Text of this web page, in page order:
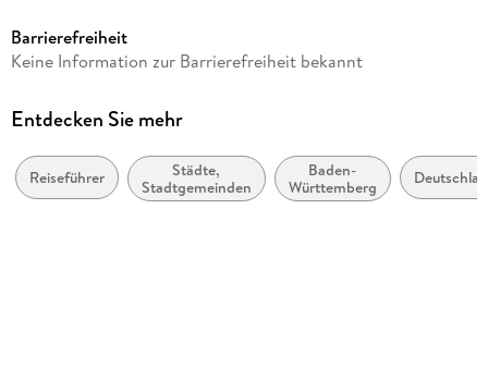
Reihe
Autor/Autorin
Verlag/Hersteller
Gmeiner Verlag
Barrierefreiheit
Keine Information zur Barrierefreiheit bekannt
Entdecken Sie mehr
Reiseführer
Städte,
Stadtgemeinden
Baden-
Württemberg